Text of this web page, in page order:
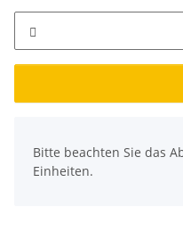
Bitte beachten Sie das
Einheiten.